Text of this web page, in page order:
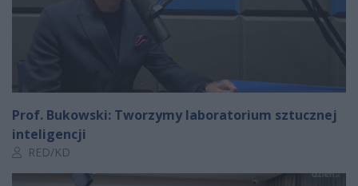
Prof. Bukowski: Tworzymy laboratorium sztucznej
inteligencji
Autor artykułu:
RED/KD